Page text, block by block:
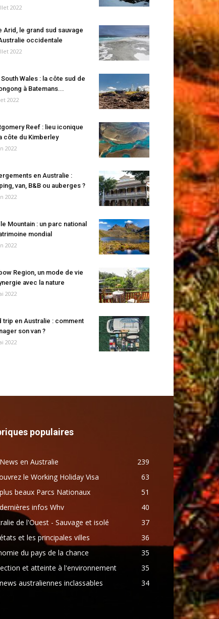
2022
Arid, le grand sud sauvage
occidentale
2022
Wales : la côte sud de
à Batemans...
2022
Reef : lieu iconique
côte du Kimberley
2022
en Australie :
van, B&B ou auberges ?
2022
Mountain : un parc national
mondial
2022
Region, un mode de vie
avec la nature
2022
trip en Australie : comment
son van ?
2022
populaires
en Australie
239
le Working Holiday Visa
63
beaux Parcs Nationaux
51
infos Whv
40
de l'Ouest - Sauvage et isolé
37
et les principales villes
36
du pays de la chance
35
et atteinte à l'environnement
35
australiennes inclassables
34